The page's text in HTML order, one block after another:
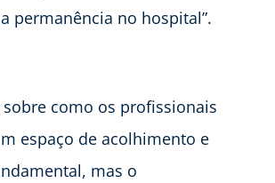
permanência no hospital”.
como os profissionais
espaço de acolhimento e
mas o